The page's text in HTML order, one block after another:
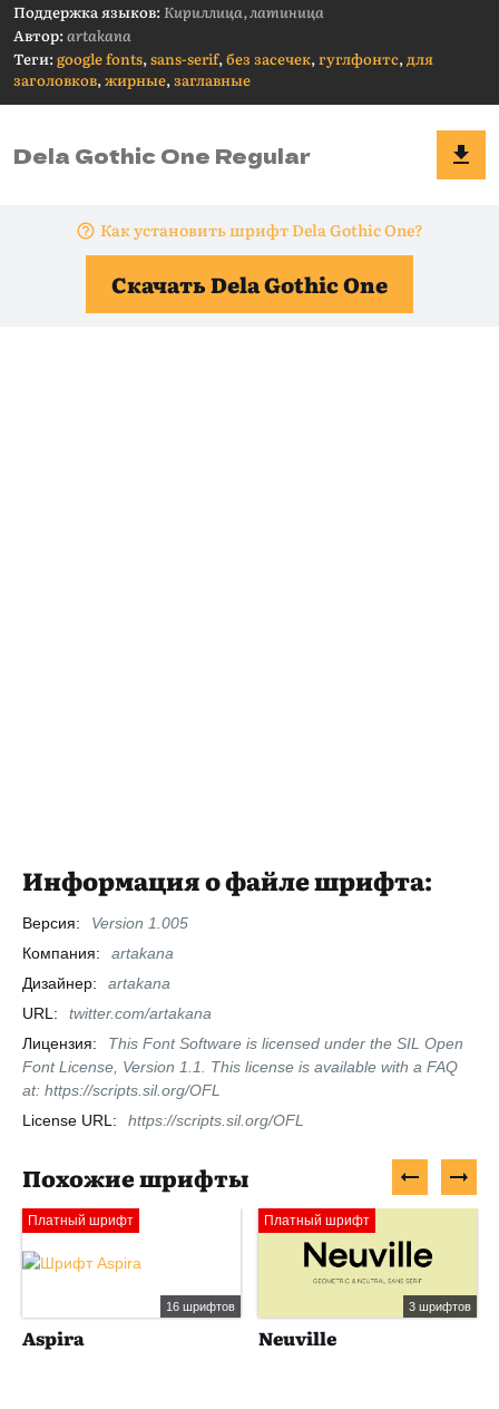
Поддержка языков:Кириллица, латиница
Автор:artakana
Теги:google fonts,sans-serif,без засечек,гуглфонтс,для
заголовков,жирные,заглавные
Как установить шрифт Dela Gothic One?
Скачать Dela Gothic One
Информация о файле шрифта:
Версия:
Version 1.005
Компания:
artakana
Дизайнер:
artakana
URL:
twitter.com/artakana
Лицензия:
This Font Software is licensed under the SIL Open
Font License, Version 1.1. This license is available with a FAQ
at: https://scripts.sil.org/OFL
License URL:
https://scripts.sil.org/OFL
Похожие шрифты
Платный шрифт
16 шрифтов
Aspira
Платный шрифт
3 шрифтов
Neuville